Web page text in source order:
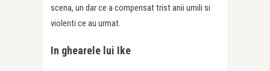
scena, un dar ce a compensat trist anii umili si
violenti ce au urmat.
In ghearele lui Ike